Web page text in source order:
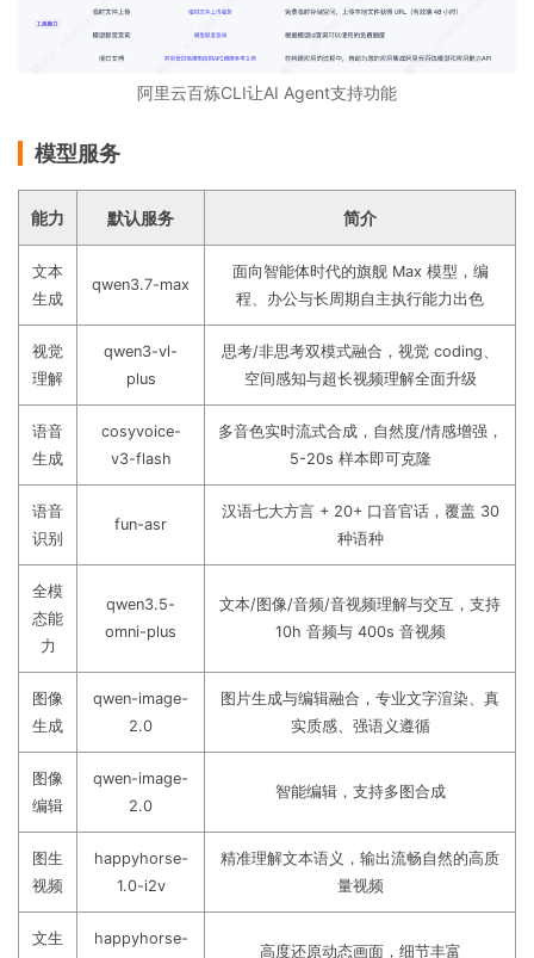
阿里云百炼CLI让AI Agent支持功能
模型服务
能力 默认服务 简介
文本
生成
qwen3.7-max
面向智能体时代的旗舰 Max 模型，编
程、办公与长周期自主执行能力出色
视觉
理解
qwen3-vl-
plus
思考/非思考双模式融合，视觉 coding、
空间感知与超长视频理解全面升级
语音
生成
cosyvoice-
v3-flash
多音色实时流式合成，自然度/情感增强，
5-20s 样本即可克隆
语音
识别
fun-asr
汉语七大方言 + 20+ 口音官话，覆盖 30
种语种
全模
态能
力
qwen3.5-
omni-plus
文本/图像/音频/音视频理解与交互，支持
10h 音频与 400s 音视频
图像
生成
qwen-image-
2.0
图片生成与编辑融合，专业文字渲染、真
实质感、强语义遵循
图像
编辑
qwen-image-
2.0
智能编辑，支持多图合成
图生
视频
happyhorse-
1.0-i2v
精准理解文本语义，输出流畅自然的高质
量视频
文生
happyhorse-
高度还原动态画面，细节丰富